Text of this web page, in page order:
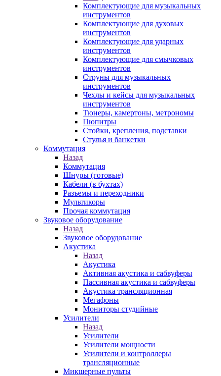
Комплектующие для музыкальных
инструментов
Комплектующие для духовых
инструментов
Комплектующие для ударных
инструментов
Комплектующие для смычковых
инструментов
Струны для музыкальных
инструментов
Чехлы и кейсы для музыкальных
инструментов
Тюнеры, камертоны, метрономы
Пюпитры
Стойки, крепления, подставки
Стулья и банкетки
Коммутация
Назад
Коммутация
Шнуры (готовые)
Кабели (в бухтах)
Разъемы и переходники
Мультикоры
Прочая коммутация
Звуковое оборудование
Назад
Звуковое оборудование
Акустика
Назад
Акустика
Активная акустика и сабвуферы
Пассивная акустика и сабвуферы
Акустика трансляционная
Мегафоны
Мониторы студийные
Усилители
Назад
Усилители
Усилители мощности
Усилители и контроллеры
трансляционные
Микшерные пульты